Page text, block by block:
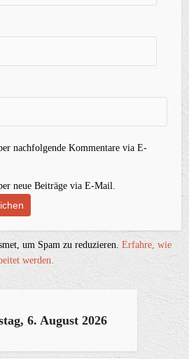
nachfolgende Kommentare via E-
neue Beiträge via E-Mail.
um Spam zu reduzieren.Erfahre, wie
werden.
6. August 2026